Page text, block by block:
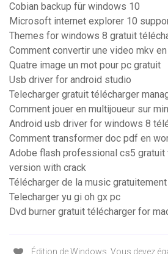
Cobian backup für windows 10
Microsoft internet explorer 10
Themes for windows 8 gratuit
Comment convertir une video mkv
Quatre image un mot pour pc gratuit
Usb driver for android studio
Telecharger gratuit télécharger
Comment jouer en multijoueur sur
Android usb driver for windows 8
Comment transformer doc pdf en
Adobe flash professional cs5 gratuit
version with crack
Télécharger de la music
Telecharger yu gi oh gx pc
Dvd burner gratuit télécharger for
Édition de Windows. Vous devez